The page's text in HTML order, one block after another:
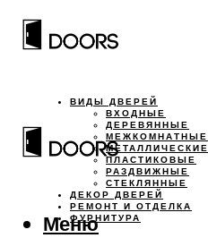
ВИДЫ ДВЕРЕЙ
ВХОДНЫЕ
ДЕРЕВЯННЫЕ
МЕЖКОМНАТНЫЕ
МЕТАЛЛИЧЕСКИЕ
ПЛАСТИКОВЫЕ
РАЗДВИЖНЫЕ
СТЕКЛЯННЫЕ
ДЕКОР ДВЕРЕЙ
РЕМОНТ И ОТДЕЛКА
ФУРНИТУРА
Меню